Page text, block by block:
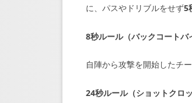
に、パスやドリブルをせず5
8秒ルール（バックコートバ
自陣から攻撃を開始したチー
24秒ルール（ショットクロ